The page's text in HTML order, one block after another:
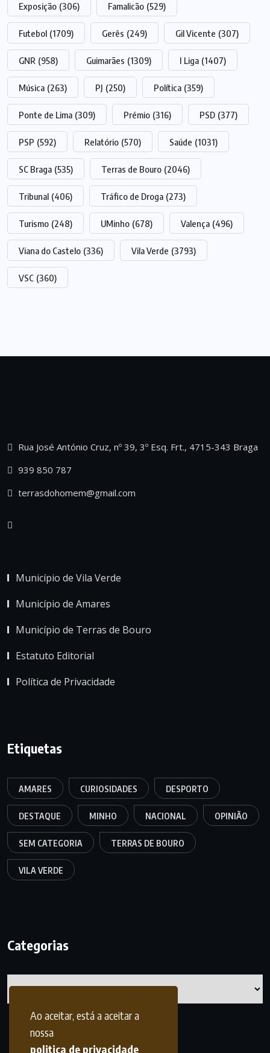
Ao aceitar, está a aceitar a
nossa
politica de privacidade
Exposição (306) Famalicão (529)
Futebol (1709) Gerês (249) Gil Vicente (307)
GNR (958) Guimarães (1309) I Liga (1407)
Música (263) PJ (250) Política (359)
Ponte de Lima (309) Prémio (316) PSD (377)
PSP (592) Relatório (570) Saúde (1031)
SC Braga (535) Terras de Bouro (2046)
Tribunal (406) Tráfico de Droga (273)
Turismo (248) UMinho (678) Valença (496)
Viana do Castelo (336) Vila Verde (3793)
VSC (360)
Rua José António Cruz, nº 39, 3º Esq. Frt., 4715-343 Braga
939 850 787
terrasdohomem@gmail.com
Município de Vila Verde
Município de Amares
Município de Terras de Bouro
Estatuto Editorial
Política de Privacidade
Etiquetas
AMARES CURIOSIDADES DESPORTO
DESTAQUE MINHO NACIONAL OPINIÃO
SEM CATEGORIA TERRAS DE BOURO
VILA VERDE
Categorias